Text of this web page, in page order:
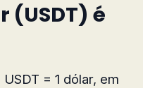
(USDT) é
= 1 dólar, em